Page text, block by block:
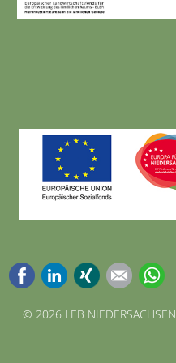
FacebookLinkedInXing E-mail
© 2026 LEB NIEDERSACHSEN